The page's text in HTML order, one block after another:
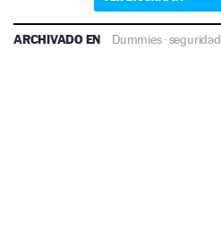
ARCHIVADO EN Dummies·seguridad